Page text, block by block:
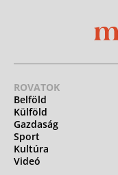
ROVATOK
Belföld
Külföld
Gazdaság
Sport
Kultúra
Videó